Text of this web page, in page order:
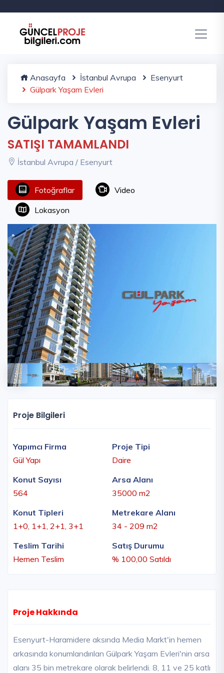
Anasayfa İstanbul Avrupa
Esenyurt
Gülpark Yaşam Evleri
Gülpark Yaşam Evleri
SATIŞI TAMAMLANDI
İstanbul Avrupa / Esenyurt
Fotoğraflar
Video
Lokasyon
Proje Bilgileri
Yapımcı Firma
Gül Yapı
Proje Tipi
Daire
Konut Sayısı
564
Arsa Alanı
35000 m2
Konut Tipleri
1+0, 1+1, 2+1, 3+1
Metrekare Alanı
34 - 209 m2
Teslim Tarihi
Hemen Teslim
Satış Durumu
% 100,00 Satıldı
Proje Hakkında
Esenyurt-Haramidere aksında Media Markt'in hemen
arkasında konumlandırılan Gülpark Yaşam Evleri'nin arsa
alanı 35 bin metrekare olarak belirlendi. 8, 11 ve 25 katlı